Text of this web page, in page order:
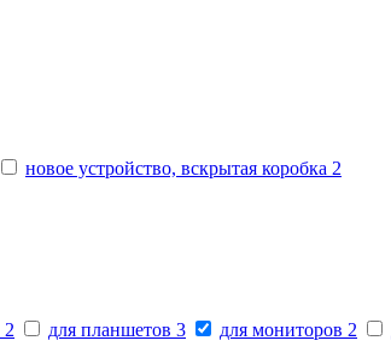
новое устройство, вскрытая коробка 2
2 для планшетов 3 для мониторов 2